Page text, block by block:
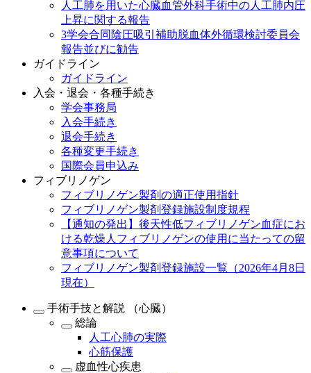
人工肺を用いた心臓血管外科手術中の人工肺内圧
上昇に関する報告
3学会合同陰圧吸引補助脱血体外循環検討委員会
報告並びに勧告
ガイドライン
ガイドライン
入会・退会・各種手続き
学会事務局
入会手続き
退会手続き
各種変更手続き
国際会員申込み
フィブリノゲン
フィブリノゲン製剤の適正使用指針
フィブリノゲン製剤登録施設制度規程
【通知の発出】後天性低フィブリノゲン血症にお
ける乾燥人フィブリノゲンの使用に当たっての留
意事項について
フィブリノゲン製剤登録施設一覧（2026年4月8日
現在）
手術手技と解説 （心臓）
総論
人工心肺の実際
心筋保護
虚血性心疾患